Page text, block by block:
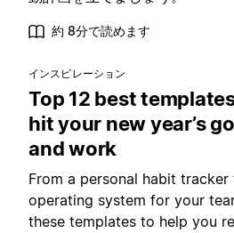
約 8分で読めます
インスピレーション
Top 12 best
hit your new year’s
and work
From a personal habit
operating system for your
these templates to help you